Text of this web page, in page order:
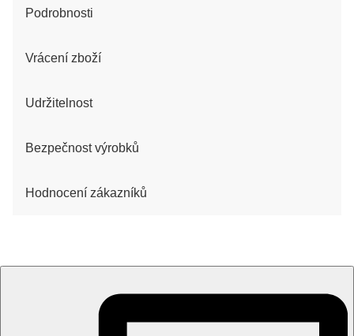
Podrobnosti
Vrácení zboží
Udržitelnost
Bezpečnost výrobků
Hodnocení zákazníků